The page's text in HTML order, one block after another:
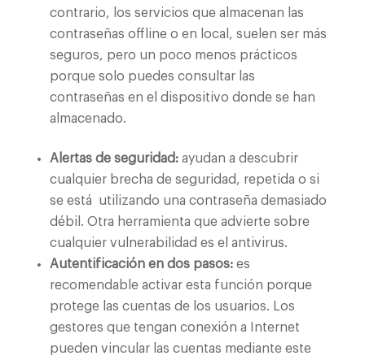
contrario, los servicios que almacenan las
contraseñas offline o en local, suelen ser más
seguros, pero un poco menos prácticos
porque solo puedes consultar las
contraseñas en el dispositivo donde se han
almacenado.
Alertas de seguridad:ayudan a descubrir
cualquier brecha de seguridad, repetida o si
se está
utilizando una contraseña demasiado
débil. Otra herramienta que advierte sobre
cualquier vulnerabilidad es el antivirus.
Autentificación en dos pasos:es
recomendable activar esta función porque
protege las cuentas de los usuarios. Los
gestores que tengan conexión a Internet
pueden vincular las cuentas mediante este